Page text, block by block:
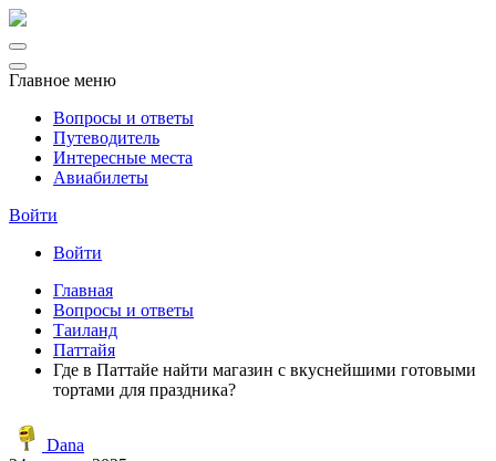
Главное меню
Вопросы и ответы
Путеводитель
Интересные места
Авиабилеты
Войти
Войти
Главная
Вопросы и ответы
Таиланд
Паттайя
Где в Паттайе найти магазин с вкуснейшими готовыми
тортами для праздника?
Dana